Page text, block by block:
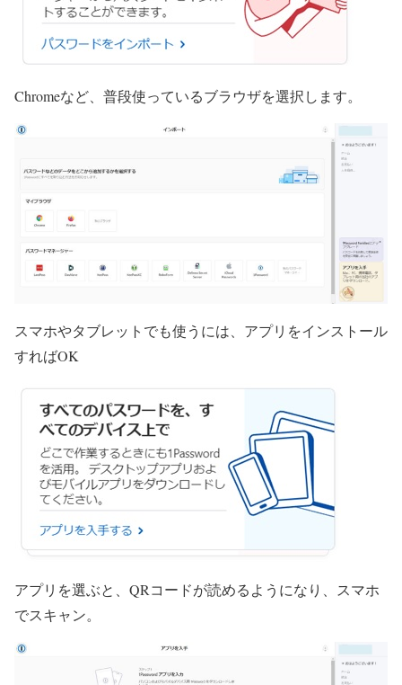
Chromeなど、普段使っているブラウザを選択します。
スマホやタブレットでも使うには、アプリをインストール
すればOK
アプリを選ぶと、QRコードが読めるようになり、スマホ
でスキャン。